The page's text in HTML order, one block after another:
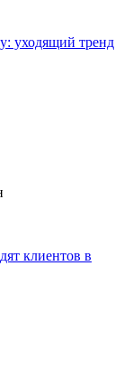
уходящий тренд
клиентов в